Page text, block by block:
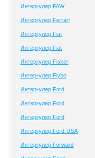
Интеркулер FAW
Интеркулер Ferrari
Интеркулер Fiat
Интеркулер Fiat
Интеркулер Fisker
Интеркулер Flybo
Интеркулер Ford
Интеркулер Ford
Интеркулер Ford
Интеркулер Ford-USA
Интеркулер Forward